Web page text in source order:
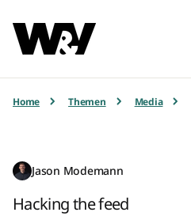
Home Themen Media
Jason Modemann
Hacking the feed